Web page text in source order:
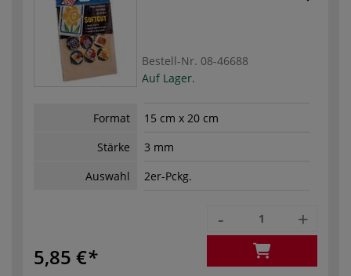
Bestell-Nr. 08-46688
Auf Lager.
Format
15 cm x 20 cm
Stärke
3 mm
Auswahl
2er-Pckg.
5,85 €
- +